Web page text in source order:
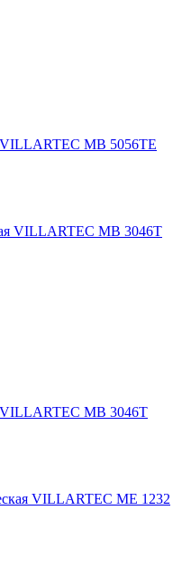
VILLARTEC MB 5056TE
VILLARTEC MB 3046T